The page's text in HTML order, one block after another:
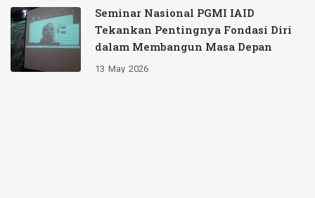
Seminar Nasional PGMI IAID
Tekankan Pentingnya Fondasi Diri
dalam Membangun Masa Depan
13 May 2026